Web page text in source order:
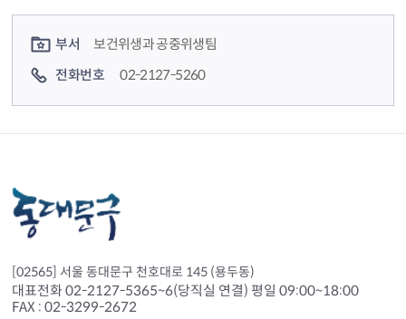
부서
보건위생과 공중위생팀
전화번호
02-2127-5260
[02565] 서울 동대문구 천호대로 145 (용두동)
대표전화 02-2127-5365~6(당직실 연결) 평일 09:00~18:00
FAX : 02-3299-2672